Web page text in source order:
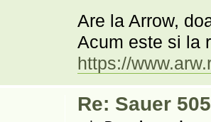
Are la Arrow,
Acum este si la
https://
Re: Sauer